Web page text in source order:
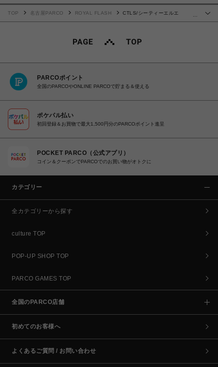
…
TOP 名古屋PARCO ROYAL FLASH
CTLS/シーティーエルエ
PARCOポイント
全国のPARCOやONLINE PARCOで貯まる＆使える
ポケパル払い
初回登録＆お買物で最大1,500円分のPARCOポイント進呈
POCKET PARCO（公式アプリ）
コイン＆クーポンでPARCOでのお買い物がオトクに
カテゴリー
全カテゴリーから探す
culture TOP
POP-UP SHOP TOP
PARCO GAMES TOP
全国のPARCO店舗
初めてのお客様へ
よくあるご質問 / お問い合わせ